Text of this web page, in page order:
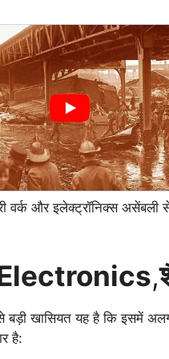
वर्क और इलेक्ट्रॉनिक्स
,
बड़ी खासियत यह है कि इसमें
है: